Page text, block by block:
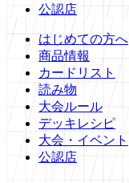
公認店
はじめての方へ
商品情報
カードリスト
読み物
大会ルール
デッキレシピ
大会・イベント
公認店